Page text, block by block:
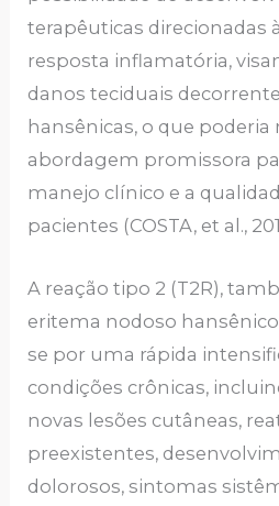
terapêuticas direcionadas
resposta inflamatória,
danos teciduais
hansênicas, o que
abordagem promissora
manejo clínico e a
pacientes (COSTA, et al.,
A reação tipo 2 (T2R),
eritema nodoso
se por uma rápida
condições crônicas,
novas lesões cutâneas,
preexistentes,
dolorosos, sintomas